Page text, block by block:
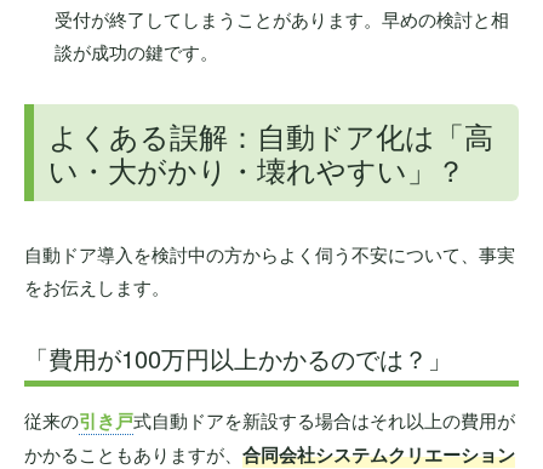
受付が終了してしまうことがあります。早めの検討と相
談が成功の鍵です。
よくある誤解：自動ドア化は「高
い・大がかり・壊れやすい」？
自動ドア導入を検討中の方からよく伺う不安について、事実
をお伝えします。
「費用が100万円以上かかるのでは？」
従来の引き戸式自動ドアを新設する場合はそれ以上の費用が
かかることもありますが、 合同会社システムクリエーション